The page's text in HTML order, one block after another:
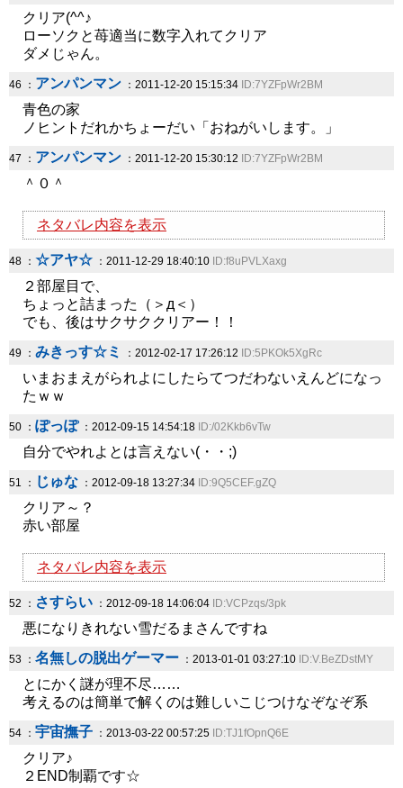
クリア(^^♪
ローソクと苺適当に数字入れてクリア
ダメじゃん。
46 ： アンパンマン ：2011-12-20 15:15:34 ID:7YZFpWr2BM
青色の家
ノヒントだれかちょーだい「おねがいします。」
47 ： アンパンマン ：2011-12-20 15:30:12 ID:7YZFpWr2BM
＾０＾
ネタバレ内容を表示
48 ： ☆アヤ☆ ：2011-12-29 18:40:10 ID:f8uPVLXaxg
２部屋目で、
ちょっと詰まった（＞д＜）
でも、後はサクサククリアー！！
49 ： みきっす☆ミ ：2012-02-17 17:26:12 ID:5PKOk5XgRc
いまおまえがられよにしたらてつだわないえんどになっ
たｗｗ
50 ： ぽっぽ：2012-09-15 14:54:18 ID:/02Kkb6vTw
自分でやれよとは言えない(・・;)
51 ： じゅな ：2012-09-18 13:27:34 ID:9Q5CEF.gZQ
クリア～？
赤い部屋
ネタバレ内容を表示
52 ： さすらい ：2012-09-18 14:06:04 ID:VCPzqs/3pk
悪になりきれない雪だるまさんですね
53 ： 名無しの脱出ゲーマー ：2013-01-01 03:27:10 ID:V.BeZDstMY
とにかく謎が理不尽……
考えるのは簡単で解くのは難しいこじつけなぞなぞ系
54 ： 宇宙撫子 ：2013-03-22 00:57:25 ID:TJ1fOpnQ6E
クリア♪
２END制覇です☆